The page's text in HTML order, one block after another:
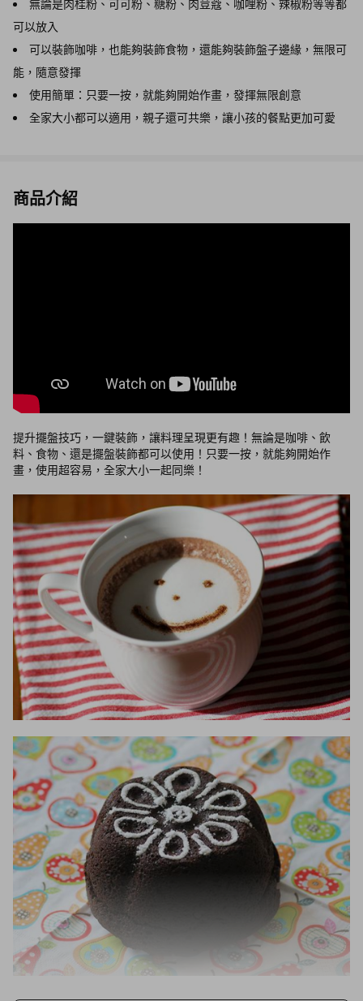
無論是肉桂粉、可可粉、糖粉、肉荳蔻、咖哩粉、辣椒粉等等都
可以放入
可以裝飾咖啡，也能夠裝飾食物，還能夠裝飾盤子邊緣，無限可
能，隨意發揮
使用簡單：只要一按，就能夠開始作畫，發揮無限創意
全家大小都可以適用，親子還可共樂，讓小孩的餐點更加可愛
商品介紹
提升擺盤技巧，一鍵裝飾，讓料理呈現更有趣！無論是咖啡、飲
料、食物、還是擺盤裝飾都可以使用！只要一按，就能夠開始作
畫，使用超容易，全家大小一起同樂！